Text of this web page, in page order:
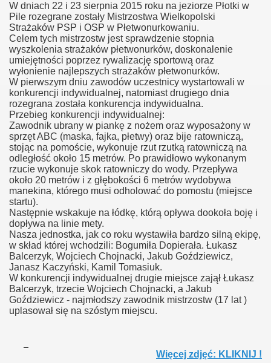
W dniach 22 i 23 sierpnia 2015 roku na jeziorze Płotki w
Pile rozegrane zostały Mistrzostwa Wielkopolski
Strażaków PSP i OSP w Płetwonurkowaniu.
Celem tych mistrzostw jest sprawdzenie stopnia
wyszkolenia strażaków płetwonurków, doskonalenie
umiejętności poprzez rywalizację sportową oraz
wyłonienie najlepszych strażaków płetwonurków.
W pierwszym dniu zawodów uczestnicy wystartowali w
konkurencji indywidualnej, natomiast drugiego dnia
rozegrana została konkurencja indywidualna.
Przebieg konkurencji indywidualnej:
Zawodnik ubrany w piankę z nożem oraz wyposażony w
sprzęt ABC (maska, fajka, płetwy) oraz bije ratowniczą,
stojąc na pomoście, wykonuje rzut rzutką ratowniczą na
odległość około 15 metrów. Po prawidłowo wykonanym
rzucie wykonuje skok ratowniczy do wody. Przepływa
około 20 metrów i z głębokości 6 metrów wydobywa
manekina, którego musi odholować do pomostu (miejsce
startu).
Następnie wskakuje na łódkę, którą opływa dookoła boję i
dopływa na linie mety.
Nasza jednostka, jak co roku wystawiła bardzo silną ekipę,
w skład której wchodzili: Bogumiła Dopierała. Łukasz
Balcerzyk, Wojciech Chojnacki, Jakub Goździewicz,
Janasz Kaczyński, Kamil Tomasiuk.
W konkurencji indywidualnej drugie miejsce zajął Łukasz
Balcerzyk, trzecie Wojciech Chojnacki, a Jakub
Goździewicz - najmłodszy zawodnik mistrzostw (17 lat )
uplasował się na szóstym miejscu.
Więcej zdjęć: KLIKNIJ !